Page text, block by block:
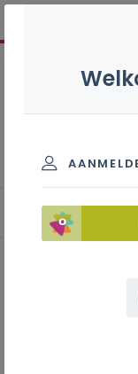
Basisinformatie